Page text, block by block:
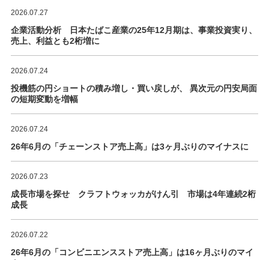
2026.07.27
企業活動分析 日本たばこ産業の25年12月期は、事業投資実り、
売上、利益とも2桁増に
2026.07.24
投機筋の円ショートの積み増し・買い戻しが、 異次元の円安局面
の短期変動を増幅
2026.07.24
26年6月の「チェーンストア売上高」は3ヶ月ぶりのマイナスに
2026.07.23
成長市場を探せ クラフトウォッカがけん引 市場は4年連続2桁
成長
2026.07.22
26年6月の「コンビニエンスストア売上高」は16ヶ月ぶりのマイ